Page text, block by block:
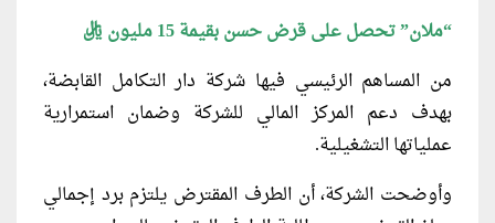
“ملان” تحصل على قرض حسن بقيمة 15 مليون ريال
من المساهم الرئيسي فيها شركة دار التكامل القابضة،
بهدف دعم المركز المالي للشركة وضمان استمرارية
عملياتها التشغيلية.
وأوضحت الشركة، أن الطرف المقترض يلتزم برد إجمالي